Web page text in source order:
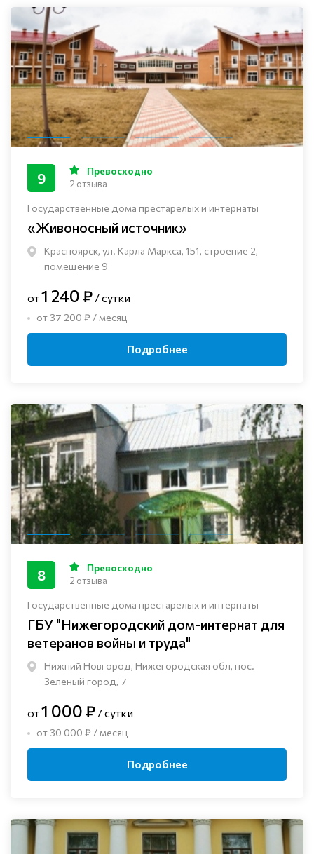
Государственные дома престарелых и интернаты
«Живоносный источник»
Красноярск, ул. Карла Маркса, 151, строение 2,
помещение 9
9 Превосходно
2 отзыва
от1 240 ₽ / сутки
от 37 200 ₽ / месяц
Подробнее
Государственные дома престарелых и интернаты
ГБУ "Нижегородский дом-интернат для
ветеранов войны и труда"
Нижний Новгород, Нижегородская обл, пос.
Зеленый город, 7
8 Превосходно
2 отзыва
от1 000 ₽ / сутки
от 30 000 ₽ / месяц
Подробнее